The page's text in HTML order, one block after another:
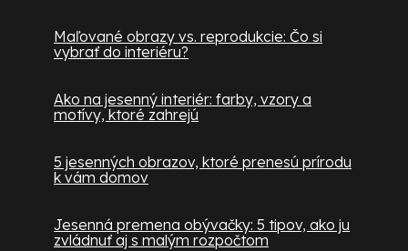
Maľované obrazy vs. reprodukcie: Čo si
vybrať do interiéru?
Ako na jesenný interiér: farby, vzory a
motívy, ktoré zahrejú
5 jesenných obrazov, ktoré prenesú prírodu
k vám domov
Jesenná premena obývačky: 5 tipov, ako ju
zvládnuť aj s malým rozpočtom